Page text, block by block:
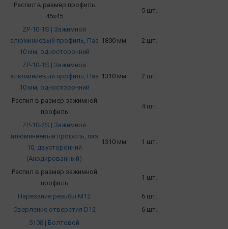
Распил в размер профиль
45х45
5 шт.
ZP-10-1S | Зажимной
алюминиевый профиль, Паз
10 мм, односторонний
1800 мм 2 шт.
ZP-10-1S | Зажимной
алюминиевый профиль, Паз
10 мм, односторонний
1310 мм 2 шт.
Распил в размер зажимной
профиль
4 шт.
ZP-10-2S | Зажимной
алюминиевый профиль, паз
10, двусторонний
(Анодированный)
1310 мм 1 шт.
Распил в размер зажимной
профиль
1 шт.
Нарезание резьбы М12
6 шт.
Сверление отверстия D12
6 шт.
5108 | Болтовой